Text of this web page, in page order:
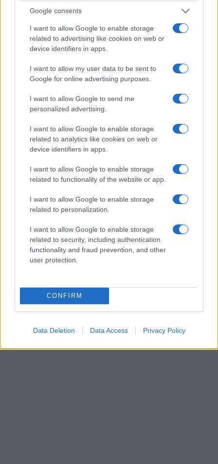
Google consents
I want to allow Google to enable storage
related to advertising like cookies on web or
device identifiers in apps.
I want to allow my user data to be sent to
Google for online advertising purposes.
I want to allow Google to send me
personalized advertising.
I want to allow Google to enable storage
related to analytics like cookies on web or
device identifiers in apps.
I want to allow Google to enable storage
related to functionality of the website or app.
I want to allow Google to enable storage
related to personalization.
I want to allow Google to enable storage
related to security, including authentication
functionality and fraud prevention, and other
user protection.
CONFIRM
Data Deletion Data Access Privacy Policy